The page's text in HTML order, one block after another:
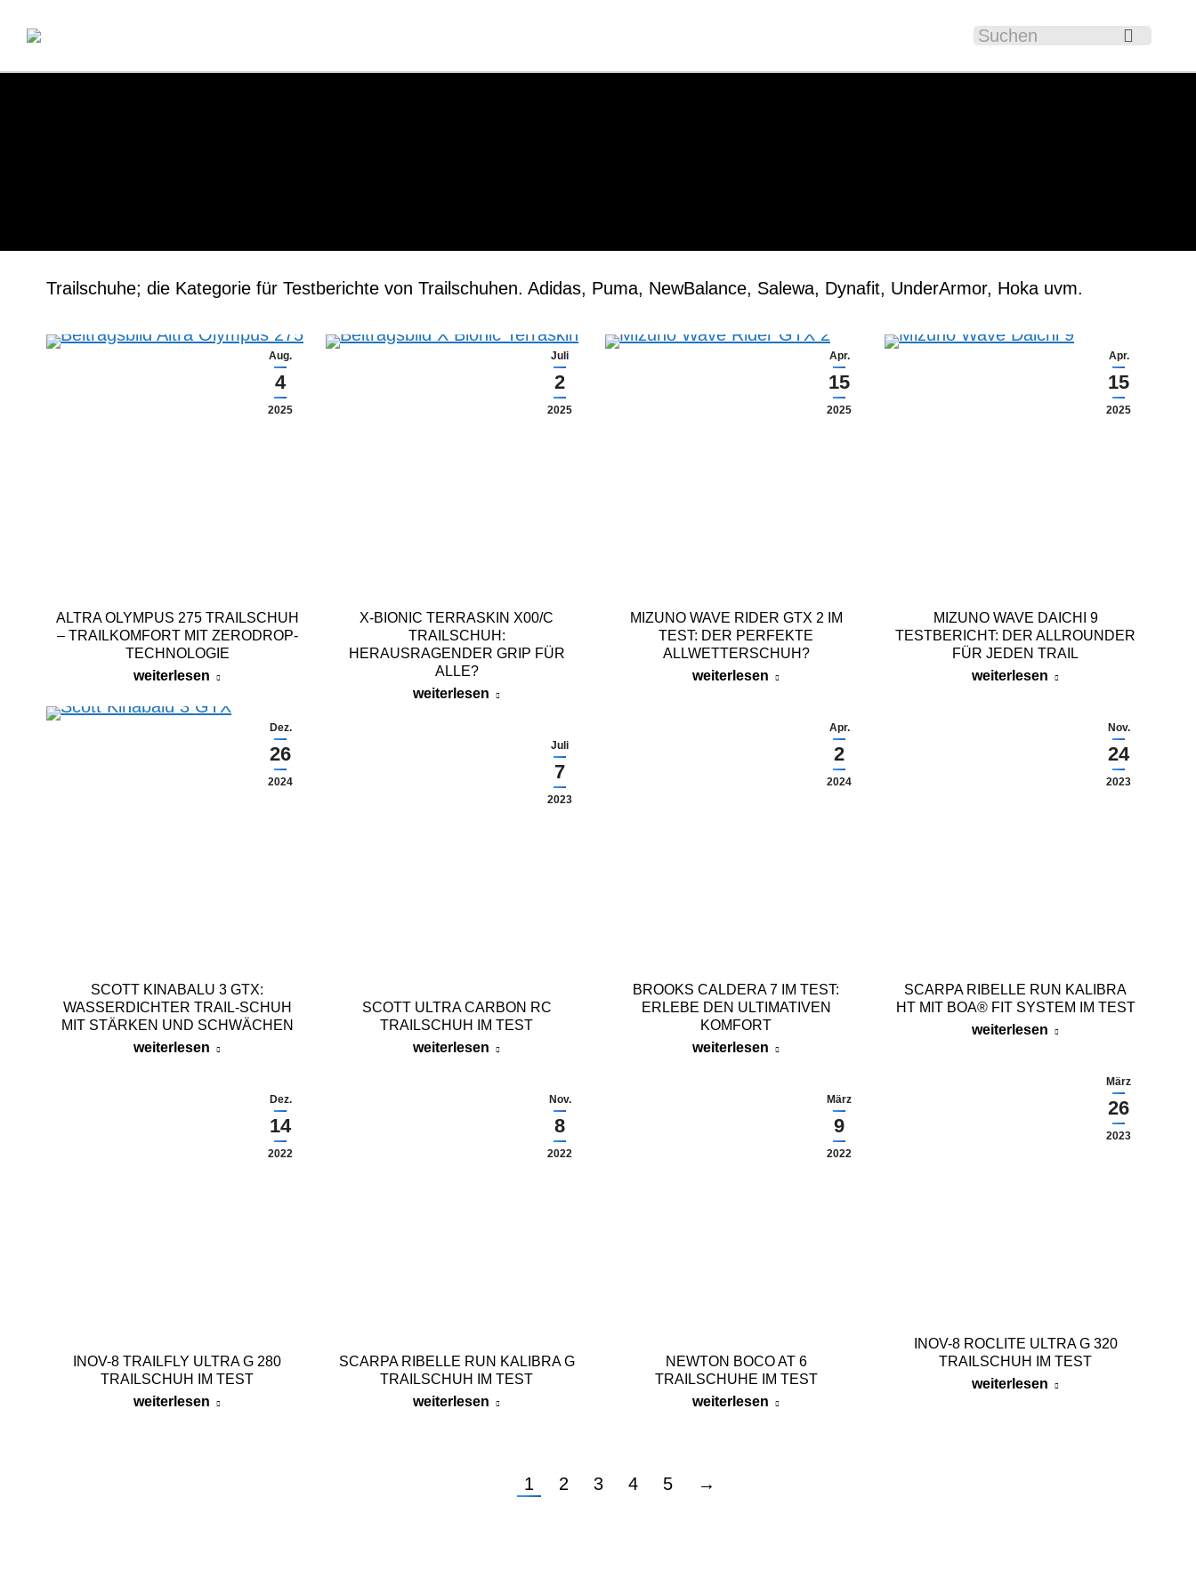
Search:
Trailschuhe; die Kategorie für Testberichte von Trailschuhen. Adidas, Puma, NewBalance, Salewa, Dynafit, UnderArmor, Hoka uvm.
Aug.
4
2025
ALTRA OLYMPUS 275 TRAILSCHUH
– TRAILKOMFORT MIT ZERODROP-
TECHNOLOGIE
weiterlesen
Juli
2
2025
X-BIONIC TERRASKIN X00/C
TRAILSCHUH:
HERAUSRAGENDER GRIP FÜR
ALLE?
weiterlesen
Apr.
15
2025
MIZUNO WAVE RIDER GTX 2 IM
TEST: DER PERFEKTE
ALLWETTERSCHUH?
weiterlesen
Apr.
15
2025
MIZUNO WAVE DAICHI 9
TESTBERICHT: DER ALLROUNDER
FÜR JEDEN TRAIL
weiterlesen
Dez.
26
2024
SCOTT KINABALU 3 GTX:
WASSERDICHTER TRAIL-SCHUH
MIT STÄRKEN UND SCHWÄCHEN
weiterlesen
Apr.
2
2024
BROOKS CALDERA 7 IM TEST:
ERLEBE DEN ULTIMATIVEN
KOMFORT
weiterlesen
Nov.
24
2023
SCARPA RIBELLE RUN KALIBRA
HT MIT BOA® FIT SYSTEM IM TEST
weiterlesen
Juli
7
2023
SCOTT ULTRA CARBON RC
TRAILSCHUH IM TEST
weiterlesen
März
26
2023
INOV-8 ROCLITE ULTRA G 320
TRAILSCHUH IM TEST
weiterlesen
Dez.
14
2022
INOV-8 TRAILFLY ULTRA G 280
TRAILSCHUH IM TEST
weiterlesen
Nov.
8
2022
SCARPA RIBELLE RUN KALIBRA G
TRAILSCHUH IM TEST
weiterlesen
März
9
2022
NEWTON BOCO AT 6
TRAILSCHUHE IM TEST
weiterlesen
1 2 3 4 5 →